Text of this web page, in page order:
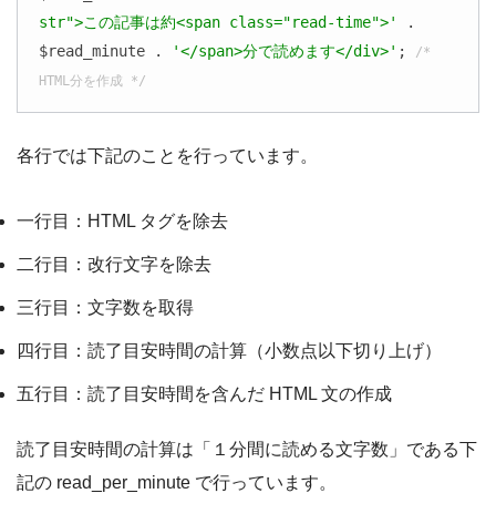
str">この記事は約<span class="read-time">'
.
$read_minute .
'</span>分で読めます</div>' ;
/*
HTML分を作成 */
各行では下記のことを行っています。
一行目：HTML タグを除去
二行目：改行文字を除去
三行目：文字数を取得
四行目：読了目安時間の計算（小数点以下切り上げ）
五行目：読了目安時間を含んだ HTML 文の作成
読了目安時間の計算は「１分間に読める文字数」である下
記の read_per_minute で行っています。